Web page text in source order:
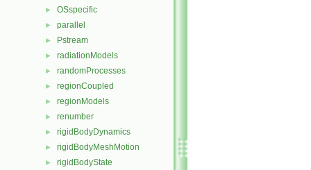
► OSspecific
► parallel
► Pstream
► radiationModels
► randomProcesses
► regionCoupled
► regionModels
► renumber
► rigidBodyDynamics
► rigidBodyMeshMotion
► rigidBodyState